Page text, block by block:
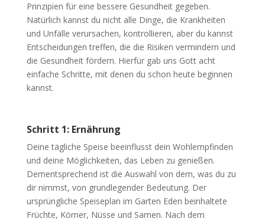
Prinzipien für eine bessere Gesundheit gegeben.
Natürlich kannst du nicht alle Dinge, die Krankheiten
und Unfälle verursachen, kontrollieren, aber du kannst
Entscheidungen treffen, die die Risiken vermindern und
die Gesundheit fördern. Hierfür gab uns Gott acht
einfache Schritte, mit denen du schon heute beginnen
kannst.
Schritt 1: Ernährung
Deine tägliche Speise beeinflusst dein Wohlempfinden
und deine Möglichkeiten, das Leben zu genießen.
Dementsprechend ist die Auswahl von dem, was du zu
dir nimmst, von grundlegender Bedeutung. Der
ursprüngliche Speiseplan im Garten Eden beinhaltete
Früchte, Körner, Nüsse und Samen. Nach dem